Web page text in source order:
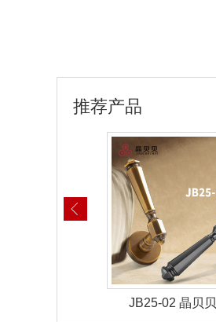
推荐产品
JB25-02 晶贝